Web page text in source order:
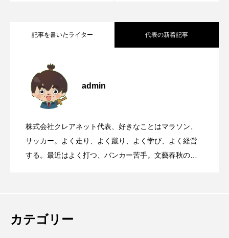
記事を書いたライター 代表の新着記事
admin
株式会社クレアネット代表、好きなことはマラソン、
サッカー。よく走り、よく蹴り、よく学び、よく経営
する。最近はよく打つ、バンカー苦手。文藝春秋の
2026.08.08
2026.08.07
2026.08.06 国道168号線や国道311号線を走るとき、
カテゴリー